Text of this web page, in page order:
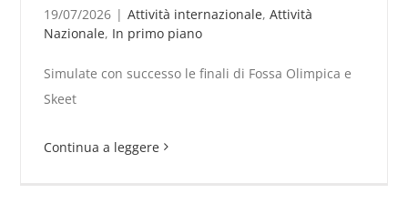
Taranto 2026. A Torricella il Test Event per i Giochi
19/07/2026 | Attività internazionale,Attività
Nazionale, In primo piano
Simulate con successo le finali di Fossa Olimpica e
Skeet
Continua a leggere